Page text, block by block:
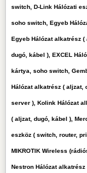
switch, D-Link Hálózati
soho switch, Egyeb
Egyeb Hálózat alkatrész (
dugó, kábel ), EXCEL
kártya, soho switch,
Hálózat alkatrész ( aljzat,
server ), Kolink Hálózat
( aljzat, dugó, kábel ),
eszköz ( switch, router,
MIKROTIK Wireless
Nestron Hálózat